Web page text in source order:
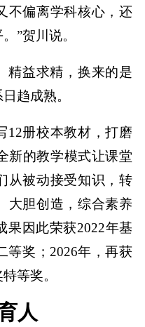
不偏离学科核心，还
”贺川说。
精益求精，换来的是
趋成熟。
12册校本教材，打磨
新的教学模式让课堂
从被动接受知识，转
大胆创造，综合素养
果因此荣获2022年基
等奖；2026年，再获
等奖。
人